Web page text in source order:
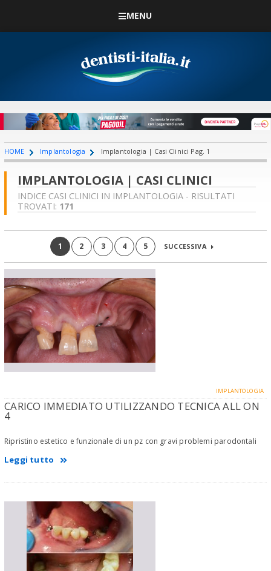
MENU
HOME Implantologia Implantologia | Casi Clinici Pag. 1
IMPLANTOLOGIA | CASI CLINICI
INDICE CASI CLINICI IN IMPLANTOLOGIA - RISULTATI
TROVATI: 171
1 2 3 4 5 SUCCESSIVA
IMPLANTOLOGIA
CARICO IMMEDIATO UTILIZZANDO TECNICA ALL ON
4
Ripristino estetico e funzionale di un pz con gravi problemi parodontali
Leggi tutto